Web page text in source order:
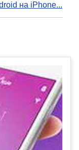
на iPhone...